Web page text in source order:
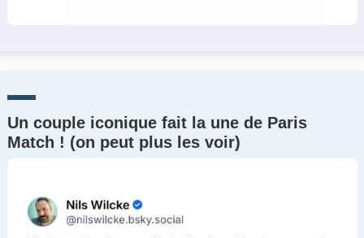
Un couple iconique fait la une de Paris
Match ! (on peut plus les voir)